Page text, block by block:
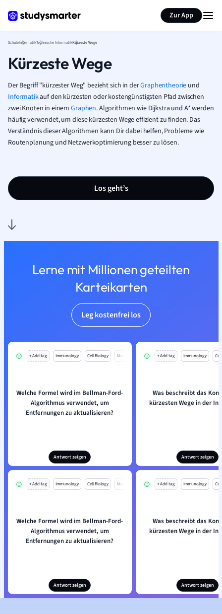
Zur App
SchuleInformatikTechnische InformatikKürzeste Wege
Kürzeste Wege
Der Begriff "kürzester Weg" bezieht sich in derGraphentheorie und
Informatikauf den kürzesten oder kostengünstigsten Pfad zwischen
zwei Knoten in einemGraphen. Algorithmen wie Dijkstra und A* werden
häufig verwendet, um diese kürzesten Wege effizient zu finden. Das
Verständnis dieser Algorithmen kann Dir dabei helfen, Probleme wie
Routenplanung und Netzwerkoptimierung besser zu lösen.
Los geht’s
Lerne mit Millionen geteilten
Karteikarten
Leg kostenfrei los
+ Add tag Immunology Cell Biology Mo
Welche Formel wird im Bellman-Ford-
Algorithmus verwendet, um
Entfernungen zu aktualisieren?
Antwort zeigen
+ Add tag Immunology
Was beschreibt das
kürzesten Wege in der
Antwort zeigen
+ Add tag Immunology Cell Biology Mo
Welche Formel wird im Bellman-Ford-
Algorithmus verwendet, um
Entfernungen zu aktualisieren?
Antwort zeigen
+ Add tag Immunology
Was beschreibt das
kürzesten Wege in der
Antwort zeigen
Seite zusammenfassen